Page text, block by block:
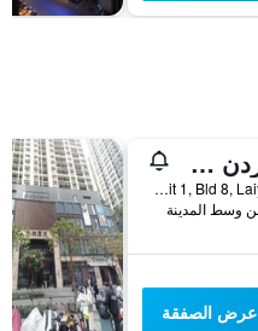
لايان جاردن سيتي هوستل
Rm 702, Unit 1, Bld 8, Laiying Garden, شينزهين, الصين
عرض الصفقة